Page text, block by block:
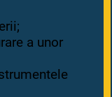
a unor